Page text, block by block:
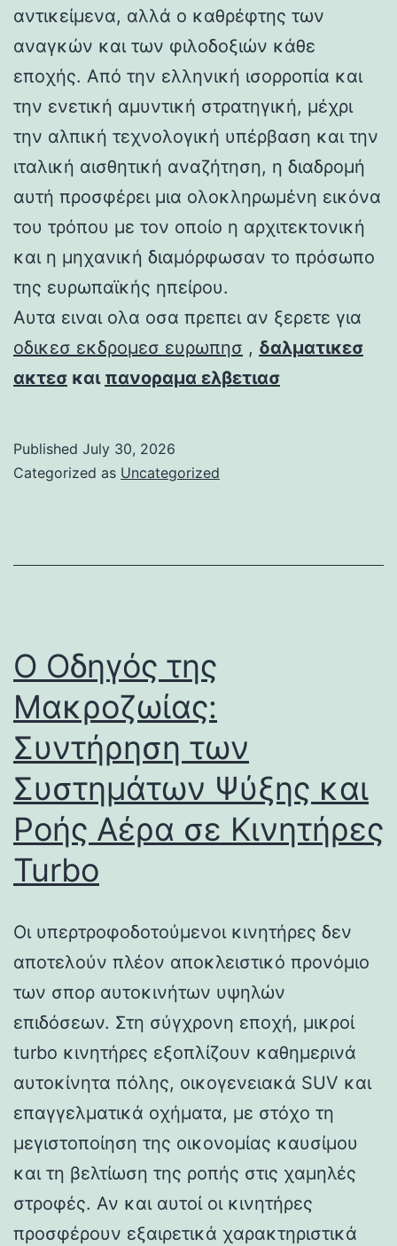
αντικείμενα, αλλά ο καθρέφτης των
αναγκών και των φιλοδοξιών κάθε
εποχής. Από την ελληνική ισορροπία και
την ενετική αμυντική στρατηγική, μέχρι
την αλπική τεχνολογική υπέρβαση και την
ιταλική αισθητική αναζήτηση, η διαδρομή
αυτή προσφέρει μια ολοκληρωμένη εικόνα
του τρόπου με τον οποίο η αρχιτεκτονική
και η μηχανική διαμόρφωσαν το πρόσωπο
της ευρωπαϊκής ηπείρου.
Αυτα ειναι ολα οσα πρεπει αν ξερετε για
οδικεσ εκδρομεσ ευρωπησ , δαλματικεσ
ακτεσ και πανοραμα ελβετιασ
Published July 30, 2026
Categorized as Uncategorized
Ο Οδηγός της
Μακροζωίας:
Συντήρηση των
Συστημάτων Ψύξης και
Ροής Αέρα σε Κινητήρες
Turbo
Οι υπερτροφοδοτούμενοι κινητήρες δεν
αποτελούν πλέον αποκλειστικό προνόμιο
των σπορ αυτοκινήτων υψηλών
επιδόσεων. Στη σύγχρονη εποχή, μικροί
turbo κινητήρες εξοπλίζουν καθημερινά
αυτοκίνητα πόλης, οικογενειακά SUV και
επαγγελματικά οχήματα, με στόχο τη
μεγιστοποίηση της οικονομίας καυσίμου
και τη βελτίωση της ροπής στις χαμηλές
στροφές. Αν και αυτοί οι κινητήρες
προσφέρουν εξαιρετικά χαρακτηριστικά